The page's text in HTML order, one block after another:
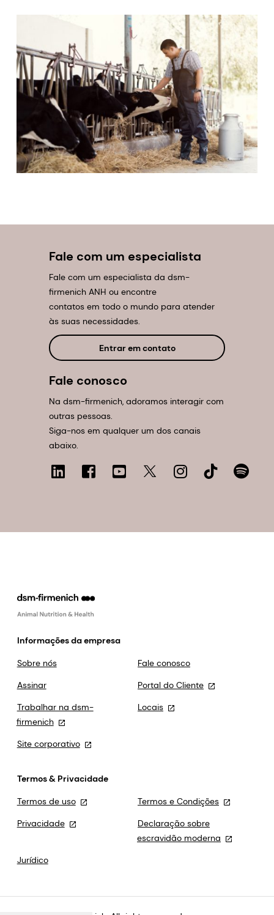
Fale com um especialista
Fale com um especialista da dsm-
firmenich ANH ou encontre
contatos em todo o mundo para atender
às suas necessidades.
Entrar em contato
Fale conosco
Na dsm-firmenich, adoramos interagir com
outras pessoas.
Siga-nos em qualquer um dos canais
abaixo.
Informações da empresa
Sobre nós
Fale conosco
Assinar
Portal do Cliente
Trabalhar na dsm-
firmenich
Locais
Site corporativo
Termos & Privacidade
Termos de uso
Termos e Condições
Privacidade
Declaração sobre
escravidão moderna
Jurídico